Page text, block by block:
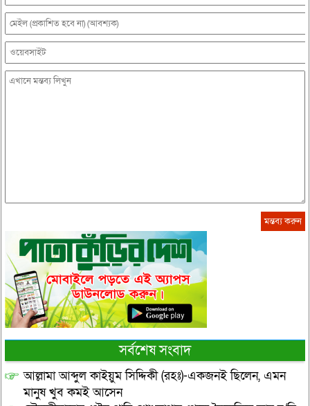
সর্বশেষ সংবাদ
আল্লামা আব্দুল কাইয়ুম সিদ্দিকী (রহঃ)-একজনই ছিলেন, এমন
মানুষ খুব কমই আসেন